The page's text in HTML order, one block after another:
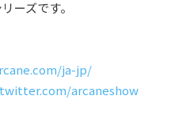
ーズです。
ja-jp/
arcaneshow